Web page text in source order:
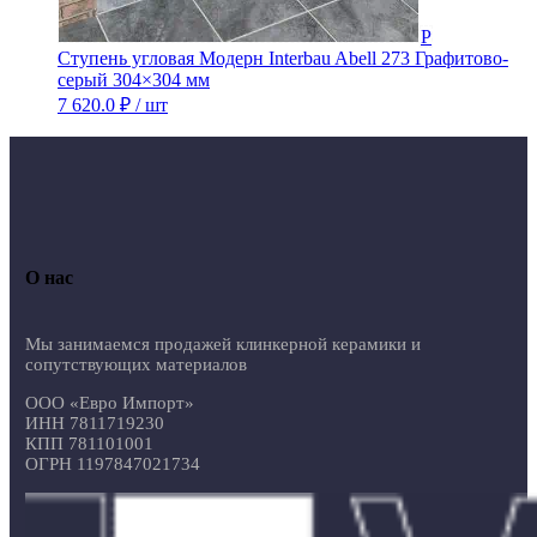
Ступень угловая Модерн Interbau Abell 273 Графитово-
серый 304×304 мм
7 620.0 ₽ / шт
О нас
Мы занимаемся продажей клинкерной керамики и
сопутствующих материалов
ООО «Евро Импорт»
ИНН 7811719230
КПП 781101001
ОГРН 1197847021734